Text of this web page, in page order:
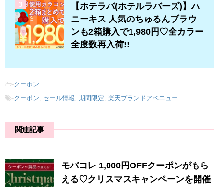
3
【ホテラバ(ホテルラバーズ)】ハ
ニーキス 人気のちゅるんブラウ
ンも2箱購入で1,980円♡全カラー
全度数再入荷!!
-クーポン
-クーポン セール情報 期間限定 楽天ブランドアベニュー
関連記事
モバコレ 1,000円OFFクーポンがもら
える♡クリスマスキャンペーンを開催